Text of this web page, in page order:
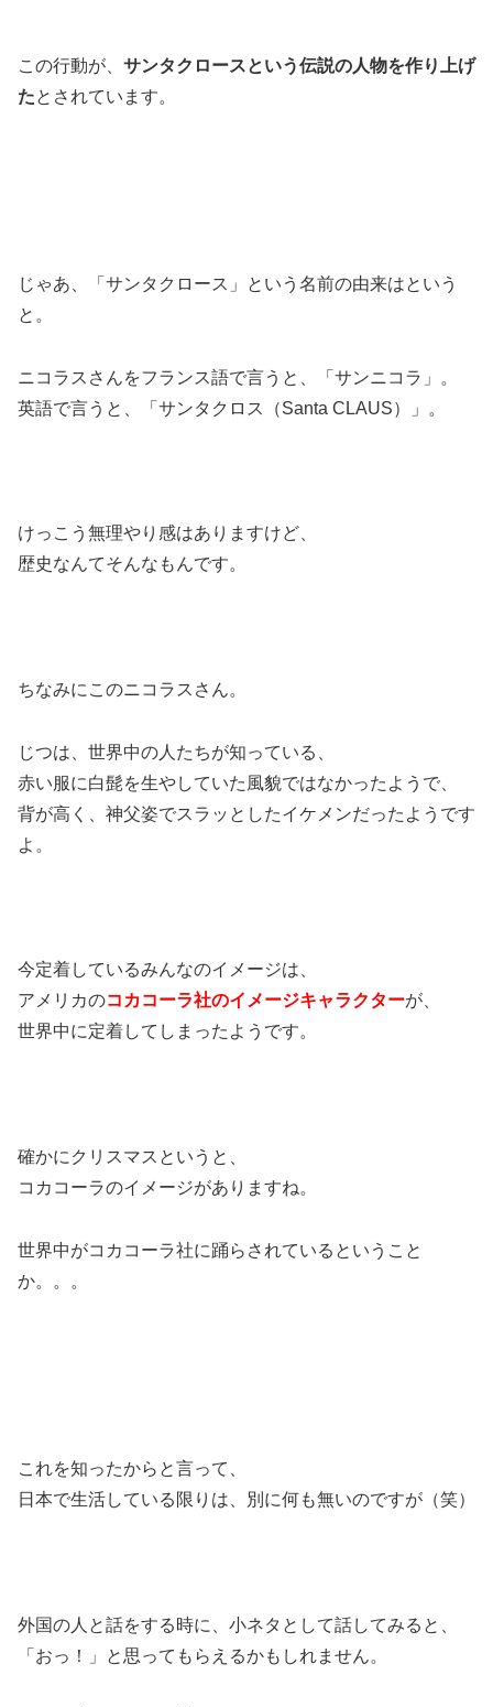
この行動が、 サンタクロースという伝説の人物を作り上げ
たとされています。
じゃあ、「サンタクロース」という名前の由来はという
と。
ニコラスさんをフランス語で言うと、「サンニコラ」。
英語で言うと、「サンタクロス（Santa CLAUS）」。
けっこう無理やり感はありますけど、
歴史なんてそんなもんです。
ちなみにこのニコラスさん。
じつは、世界中の人たちが知っている、
赤い服に白髭を生やしていた風貌ではなかったようで、
背が高く、神父姿でスラッとしたイケメンだったようです
よ。
今定着しているみんなのイメージは、
アメリカのコカコーラ社のイメージキャラクターが、
世界中に定着してしまったようです。
確かにクリスマスというと、
コカコーラのイメージがありますね。
世界中がコカコーラ社に踊らされているということ
か。。。
これを知ったからと言って、
日本で生活している限りは、別に何も無いのですが（笑）
外国の人と話をする時に、小ネタとして話してみると、
「おっ！」と思ってもらえるかもしれません。